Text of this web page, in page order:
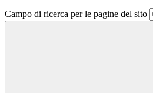
Campo di ricerca per le pagine del sito